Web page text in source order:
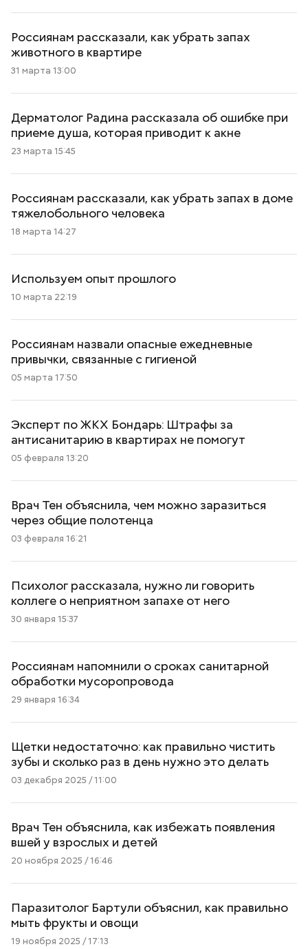
Россиянам рассказали, как убрать запах
животного в квартире
31 марта 13:00
Дерматолог Радина рассказала об ошибке при
приеме душа, которая приводит к акне
23 марта 15:45
Россиянам рассказали, как убрать запах в доме
тяжелобольного человека
18 марта 14:27
Используем опыт прошлого
10 марта 22:19
Россиянам назвали опасные ежедневные
привычки, связанные с гигиеной
05 марта 17:50
Эксперт по ЖКХ Бондарь: Штрафы за
антисанитарию в квартирах не помогут
05 февраля 13:20
Врач Тен объяснила, чем можно заразиться
через общие полотенца
03 февраля 16:21
Психолог рассказала, нужно ли говорить
коллеге о неприятном запахе от него
30 января 15:37
Россиянам напомнили о сроках санитарной
обработки мусоропровода
29 января 16:34
Щетки недостаточно: как правильно чистить
зубы и сколько раз в день нужно это делать
03 декабря 2025 / 11:00
Врач Тен объяснила, как избежать появления
вшей у взрослых и детей
20 ноября 2025 / 16:46
Паразитолог Бартули объяснил, как правильно
мыть фрукты и овощи
19 ноября 2025 / 17:13